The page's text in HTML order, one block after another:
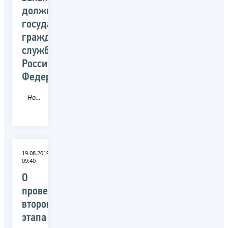
должностей
государственной
гражданской
службы
Российской
Федерации
Новость
19.08.2019
09:40
О
проведении
второго
этапа